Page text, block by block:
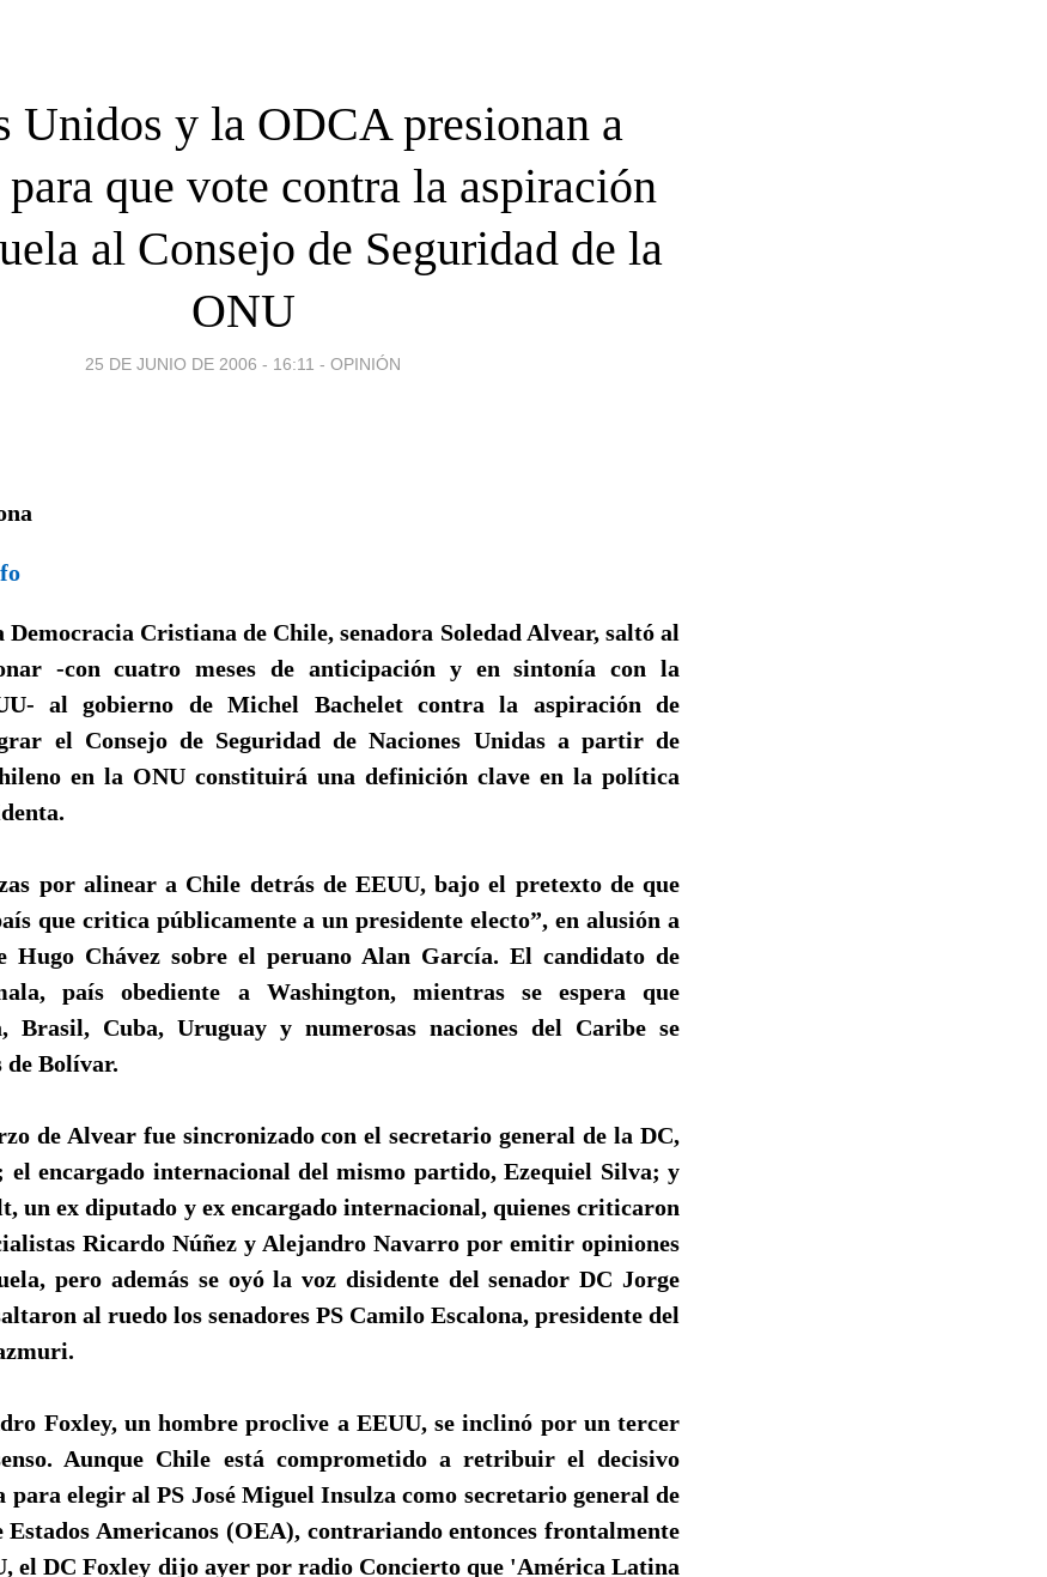
Unidos y la ODCA presionan a
que vote contra la aspiración
al Consejo de Seguridad de la
ONU
25 DE JUNIO DE 2006 - 16:11 - OPINIÓN
Cristiana de Chile, senadora Soledad Alvear, saltó al
-con cuatro meses de anticipación y en sintonía con la
al gobierno de Michel Bachelet contra la aspiración de
el Consejo de Seguridad de Naciones Unidas a partir de
en la ONU constituirá una definición clave en la política
por alinear a Chile detrás de EEUU, bajo el pretexto de que
que critica públicamente a un presidente electo”, en alusión a
Hugo Chávez sobre el peruano Alan García. El candidato de
país obediente a Washington, mientras se espera que
Brasil, Cuba, Uruguay y numerosas naciones del Caribe se
Bolívar.
de Alvear fue sincronizado con el secretario general de la DC,
el encargado internacional del mismo partido, Ezequiel Silva; y
un ex diputado y ex encargado internacional, quienes criticaron
Ricardo Núñez y Alejandro Navarro por emitir opiniones
pero además se oyó la voz disidente del senador DC Jorge
al ruedo los senadores PS Camilo Escalona, presidente del
Foxley, un hombre proclive a EEUU, se inclinó por un tercer
Aunque Chile está comprometido a retribuir el decisivo
para elegir al PS José Miguel Insulza como secretario general de
Americanos (OEA), contrariando entonces frontalmente
el DC Foxley dijo ayer por radio Concierto que 'América Latina